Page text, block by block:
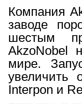
Компания
заводе
шестым
AkzoNobel
мире.
увеличить
Interpon и